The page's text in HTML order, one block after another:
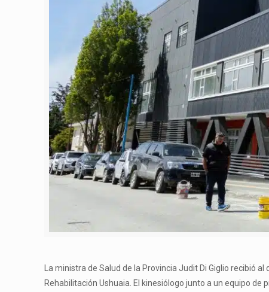
La ministra de Salud de la Provincia Judit Di Giglio recibió
Rehabilitación Ushuaia. El kinesiólogo junto a un equipo